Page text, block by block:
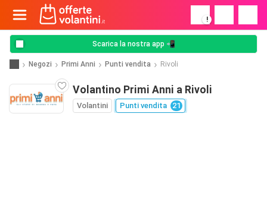
!
Scarica la nostra app 📲
Negozi Primi Anni Punti vendita Rivoli
Volantino Primi Anni a Rivoli
Volantini Punti vendita 21